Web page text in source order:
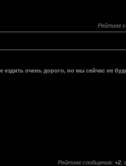
Рейтинг
очень дорого, но мы сейчас не
Рейтинг сообщения: +2